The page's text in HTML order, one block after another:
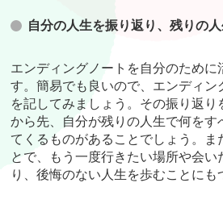
自分の人生を振り返り、残りの
エンディングノートを自分のために
す。簡易でも良いので、エンディン
を記してみましょう。その振り返
から先、自分が残りの人生で何をす
てくるものがあることでしょう。ま
とで、もう一度行きたい場所や会い
り、後悔のない人生を歩むことにも